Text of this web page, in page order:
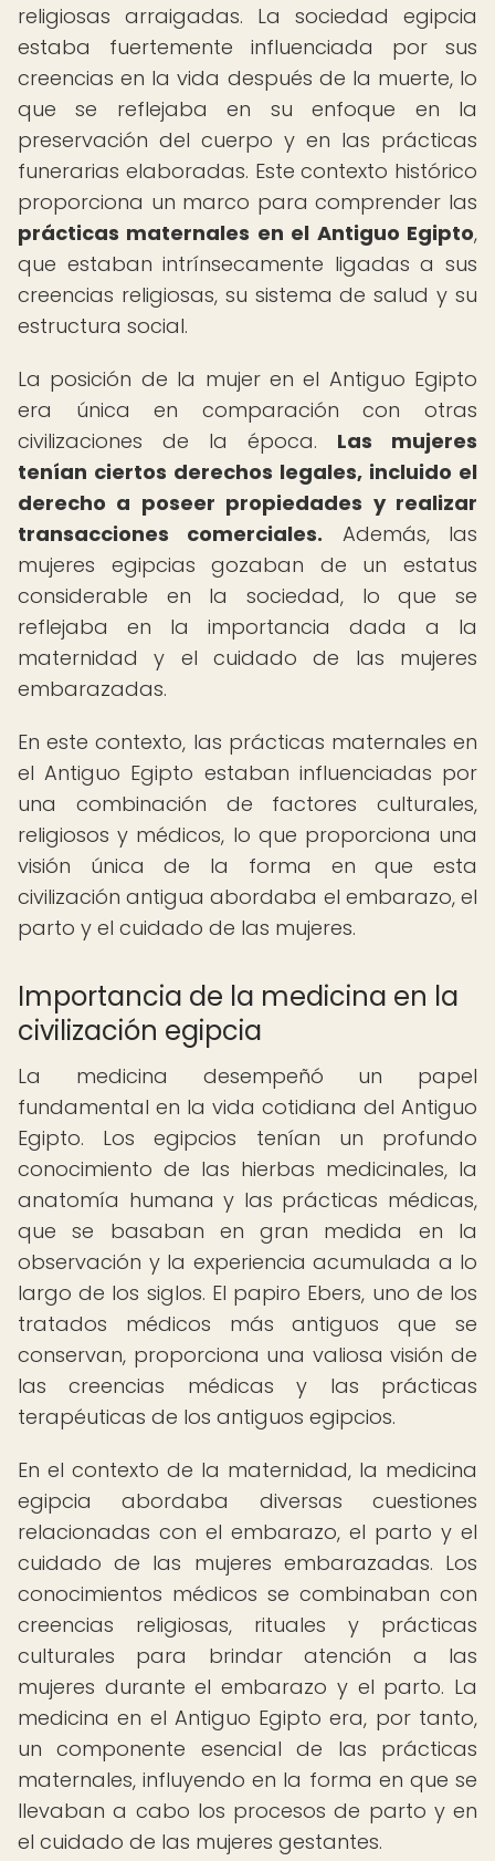
religiosas arraigadas. La sociedad egipcia
estaba fuertemente influenciada por sus
creencias en la vida después de la muerte, lo
que se reflejaba en su enfoque en la
preservación del cuerpo y en las prácticas
funerarias elaboradas. Este contexto histórico
proporciona un marco para comprender las
prácticas maternales en el Antiguo Egipto,
que estaban intrínsecamente ligadas a sus
creencias religiosas, su sistema de salud y su
estructura social.
La posición de la mujer en el Antiguo Egipto
era única en comparación con otras
civilizaciones de la época. Las mujeres
tenían ciertos derechos legales, incluido el
derecho a poseer propiedades y realizar
transacciones comerciales. Además, las
mujeres egipcias gozaban de un estatus
considerable en la sociedad, lo que se
reflejaba en la importancia dada a la
maternidad y el cuidado de las mujeres
embarazadas.
En este contexto, las prácticas maternales en
el Antiguo Egipto estaban influenciadas por
una combinación de factores culturales,
religiosos y médicos, lo que proporciona una
visión única de la forma en que esta
civilización antigua abordaba el embarazo, el
parto y el cuidado de las mujeres.
Importancia de la medicina en la
civilización egipcia
La medicina desempeñó un papel
fundamental en la vida cotidiana del Antiguo
Egipto. Los egipcios tenían un profundo
conocimiento de las hierbas medicinales, la
anatomía humana y las prácticas médicas,
que se basaban en gran medida en la
observación y la experiencia acumulada a lo
largo de los siglos. El papiro Ebers, uno de los
tratados médicos más antiguos que se
conservan, proporciona una valiosa visión de
las creencias médicas y las prácticas
terapéuticas de los antiguos egipcios.
En el contexto de la maternidad, la medicina
egipcia abordaba diversas cuestiones
relacionadas con el embarazo, el parto y el
cuidado de las mujeres embarazadas. Los
conocimientos médicos se combinaban con
creencias religiosas, rituales y prácticas
culturales para brindar atención a las
mujeres durante el embarazo y el parto. La
medicina en el Antiguo Egipto era, por tanto,
un componente esencial de las prácticas
maternales, influyendo en la forma en que se
llevaban a cabo los procesos de parto y en
el cuidado de las mujeres gestantes.